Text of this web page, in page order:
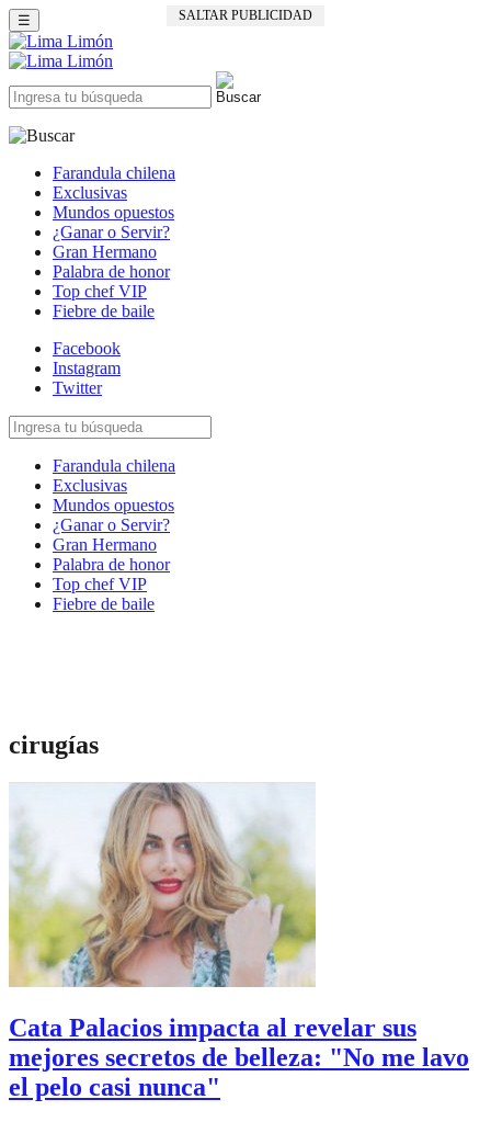
SALTAR PUBLICIDAD
☰
Farandula chilena
Exclusivas
Mundos opuestos
¿Ganar o Servir?
Gran Hermano
Palabra de honor
Top chef VIP
Fiebre de baile
Facebook
Instagram
Twitter
Farandula chilena
Exclusivas
Mundos opuestos
¿Ganar o Servir?
Gran Hermano
Palabra de honor
Top chef VIP
Fiebre de baile
cirugías
Cata Palacios impacta al revelar sus
mejores secretos de belleza: "No me lavo
el pelo casi nunca"